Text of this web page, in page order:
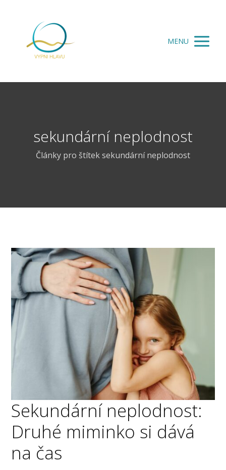
MENU
sekundární neplodnost
Články pro štítek sekundární neplodnost
Sekundární neplodnost:
Druhé miminko si dává
na čas